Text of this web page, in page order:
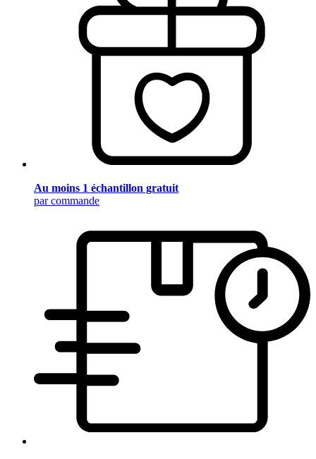
Au moins 1 échantillon gratuit
par commande